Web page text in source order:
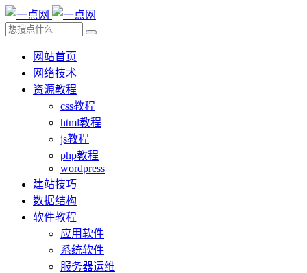
网站首页
网络技术
资源教程
css教程
html教程
js教程
php教程
wordpress
建站技巧
数据结构
软件教程
应用软件
系统软件
服务器运维